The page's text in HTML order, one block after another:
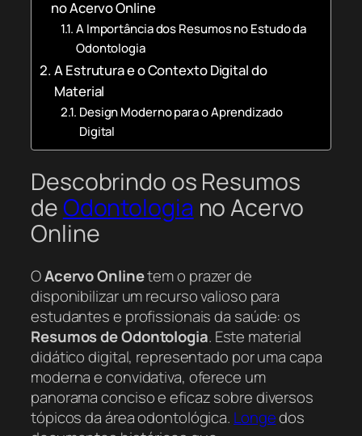
no Acervo Online
A Importância dos Resumos no Estudo da
Odontologia
A Estrutura e o Contexto Digital do
Material
Design Moderno para o Aprendizado
Digital
Descobrindo os Resumos
deOdontologia no Acervo
Online
OAcervo Onlinetem o prazer de
disponibilizar um recurso valioso para
estudantes e profissionais da saúde: os
Resumos de Odontologia. Este material
didático digital, representado por uma capa
moderna e convidativa, oferece um
panorama conciso e eficaz sobre diversos
tópicos da área odontológica. Longedos